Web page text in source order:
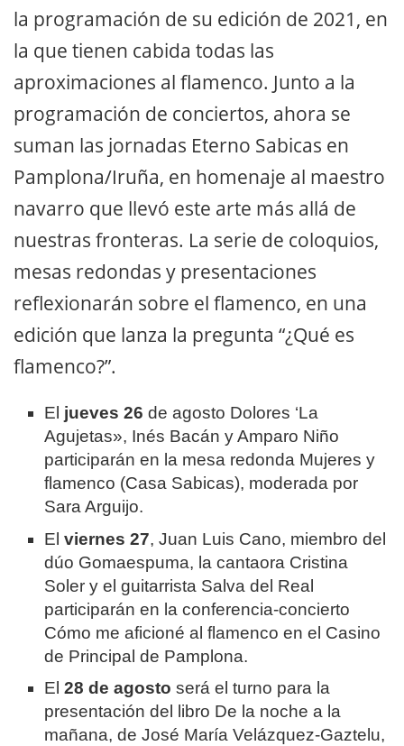
la programación de su edición de 2021, en
la que tienen cabida todas las
aproximaciones al flamenco. Junto a la
programación de conciertos, ahora se
suman las jornadas Eterno Sabicas en
Pamplona/Iruña, en homenaje al maestro
navarro que llevó este arte más allá de
nuestras fronteras. La serie de coloquios,
mesas redondas y presentaciones
reflexionarán sobre el flamenco, en una
edición que lanza la pregunta “¿Qué es
flamenco?”.
El jueves 26de agosto Dolores ‘La
Agujetas», Inés Bacán y Amparo Niño
participarán en la mesa redonda Mujeres y
flamenco (Casa Sabicas), moderada por
Sara Arguijo.
El viernes 27, Juan Luis Cano, miembro del
dúo Gomaespuma, la cantaora Cristina
Soler y el guitarrista Salva del Real
participarán en la conferencia-concierto
Cómo me aficioné al flamenco en el Casino
de Principal de Pamplona.
El28 de agosto será el turno para la
presentación del libro De la noche a la
mañana, de José María Velázquez-Gaztelu,